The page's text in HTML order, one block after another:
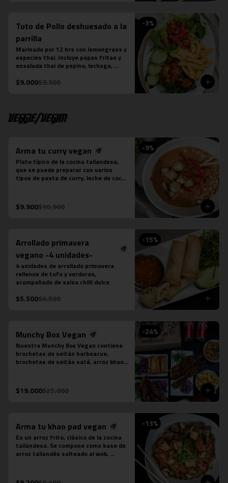
-3%
Tuto de Pollo deshuesado a la
parrilla
Marinado por 12 hrs con lemongrass y
especies thai. Incluye papas fritas y
ensalada thai de pepino, lechuga,
$9.000$9.300
Veggie/Vegan
-9%
Arma tu curry vegan
Plato típico de la cocina tailandesa,
que se puede preparar con varios
tipos de pasta de curry, leche de coco
Estos son los ingredientes que
acompañas los distintos currys que
-Panang: Maní y pimentón rojo
-Rojo: Cebolla morada, albahaca
fresca, jugo de piña y tomate
-Verde: Berenjenas, cebolla morada y
albahaca fresca
$9.900$10.900
-15%
Arrollado primavera
vegano -4 unidades-
4 unidades de arrollado primavera
rellenos de tofu y verduras,
acompañado de salsa chilli dulce
$5.500$6.500
-24%
Munchy Box Vegan
Nuestra Munchy Box Vegan contiene
brochetas de seitán barbeacue,
brochetas de seitán saté, arroz khao
bebidas en lata a tu elección.
$19.000$25.000
-13%
Arma tu khao pad vegan
Es un arroz frito, clásico de la cocina
tailandesa. Se compone como base de
arroz tailandés salteado al wok,
contiene salsa de ostra ni salsa de